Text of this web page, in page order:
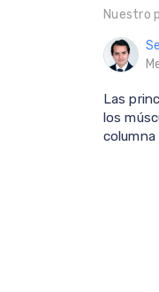
Nuestro
Las
los
columna